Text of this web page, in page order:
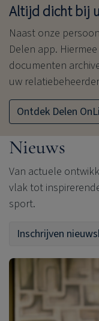
Altijd dicht bij u
Naast onze
Delen app.
documenten
uw
Ontdek Delen
Nieuws
Van actuele
vlak tot
sport.
Inschrijven